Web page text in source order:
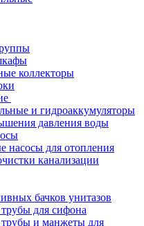
коллекторы
и гидроаккумуляторы
давления воды
насосы для отопления
канализации
бачков унитазов
для сифона
и манжеты для